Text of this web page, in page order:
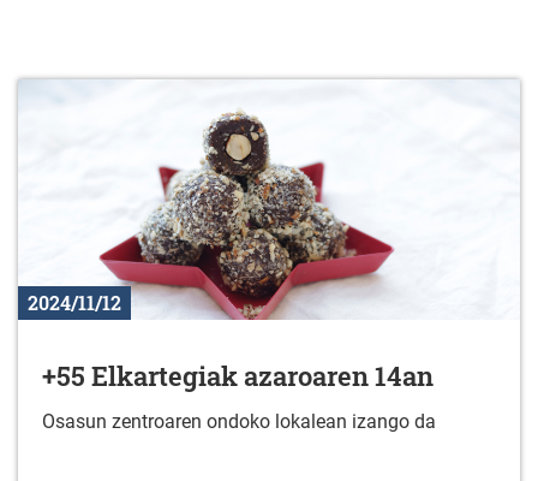
2024/11/12
+55 Elkartegiak azaroaren 14an
Osasun zentroaren ondoko lokalean izango da